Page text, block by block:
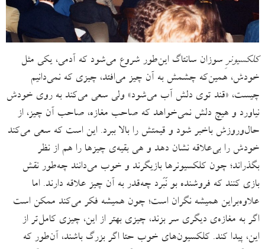
کلکسیونرِ سوزان سانتاگ این‌طور شروع می‌شود که آدمی، یکی مثل
خودش، همین‌که چشمش به آن چیز می‌افتد، چیزی که نمی‌‌دانیم
چیست، «قند توی دلش آب می‌شود» ولی سعی می‌کند به روی خودش
نیاورد و هیچ دلش نمی‌خواهد که صاحب‌ مغازه، صاحب آن چیز، از
حال‌وروزش باخبر شود و قیمتش را بالا ببرد. این است که سعی می‌کند
خودش را بی‌علاقه نشان دهد و هی بقیه‌ی چیزها را هم از نظر
بگذراند؛ چون کلکسیونرها بازیگرند و خوب می‌دانند چه‌طور نقش
بازی کنند که فروشنده بو نَبَرد چه‌قدر به آن چیز علاقه دارند. اما
علاوه‌براین همیشه نگران است؛ چون همیشه فکر می‌کند ممکن است
اگر به مغازه‌ی دیگری سر بزند، چیزی بهتر از این، چیزی کامل‌‌تر از
این، پیدا کند. کلکسیون‌های خوب حتا اگر بزرگ باشند، آن‌طور که